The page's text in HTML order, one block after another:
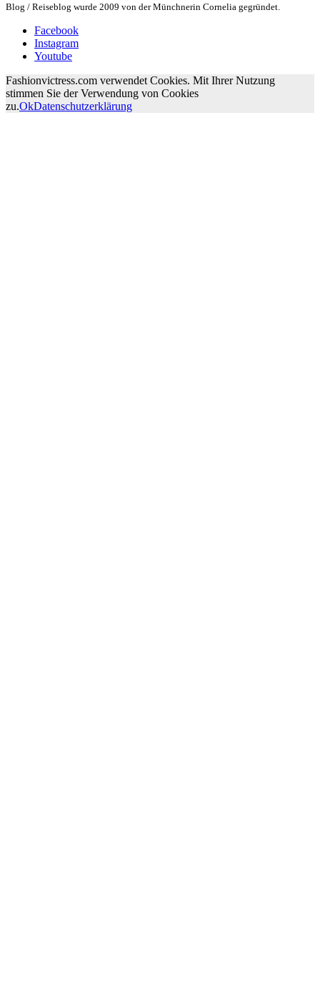
Blog / Reiseblog wurde 2009 von der Münchnerin Cornelia gegründet.
Facebook
Instagram
Youtube
Fashionvictress.com verwendet Cookies. Mit Ihrer Nutzung
stimmen Sie der Verwendung von Cookies
zu.OkDatenschutzerklärung